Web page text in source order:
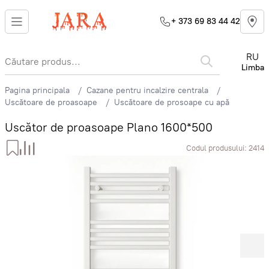
+ 373 69 83 44 42
RU
Limba
Pagina principala
Cazane pentru incalzire centrala
Uscătoare de proasoape
Uscătoare de prosoape cu apă
Uscător de proasoape Plano 1600*500
Codul produsului: 2414